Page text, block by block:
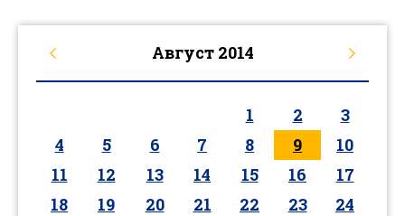
Август 2014
1 2
3
4
5 6 7 8 9
10
11
12 13 14 15 16
17
18
19 20 21 22 23
24